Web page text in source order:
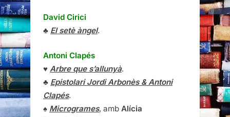
David Cirici
♣ El setè àngel.
Antoni Clapés
♥ Arbre que s’allunyà.
♣ Epistolari Jordi Arbonès & Antoni
Clapés.
♠ Microgrames, amb Alícia